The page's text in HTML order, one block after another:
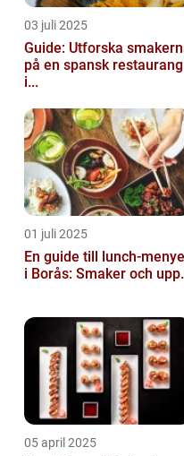
03 juli 2025
Guide: Utforska
på en spansk restaurang
i...
01 juli 2025
En guide till lunch-
i Borås: Smaker och
05 april 2025